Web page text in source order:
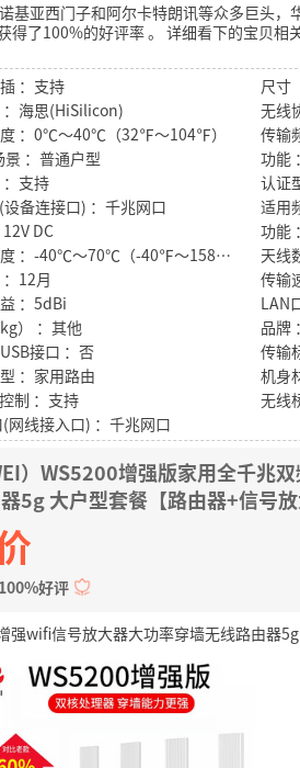
基亚西门子和阿尔卡特朗讯等众多巨头，
得了100%的好评率。 详细看下的宝贝相
：支持
尺寸
：海思(HiSilicon)
无线
：0℃～40℃（32℉～104℉）
传输
：普通户型
功能
支持
认证
设备连接口) ：千兆网口
适用
DC
功能
存储温度 ：-40℃～70℃（-40℉～158℉）
天线
12月
传输
：5dBi
LAN
） ：其他
品牌
接口 ：否
传输
：家用路由
机身
制 ：支持
无线
网线接入口) ：千兆网口
）WS5200增强版家用全千兆
5g 大户型套餐【路由器+信号放
100%好评
wifi信号放大器大功率穿墙无线路由器5g